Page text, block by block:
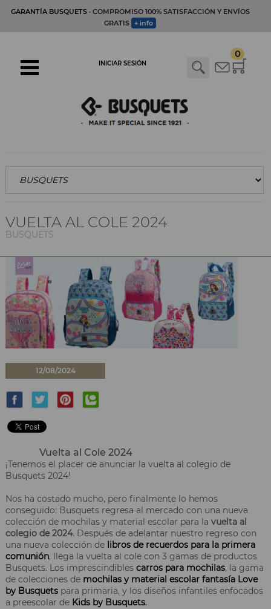
GARANTÍA BUSQUETS· COMPROMISO 100% SATISFACCIÓN Y ENVÍOS
GRATIS + info
0
INICIAR SESIÓN
VUELTA AL COLE 2024
BUSQUETS
12/08/2024
Vuelta al Cole 2024
¡Tenemos el placer de anunciar la vuelta al colegio de
Busquets 2024!
Nos ha costado mucho, pero finalmente lo hemos
conseguido: Busquets regresa al mercado con una nueva
colección de mochilas y material escolar para la vuelta al
colegio de 2024. Después de adelantar nuestro regreso con
una nueva colección de libros de recuerdos para la primera
comunión, llega la vuelta al cole con 3 gamas de productos
Busquets. Los imprescindibles carros para mochilas, la gama
de colecciones de mochilas y material escolar fantasía Love
by Busquets para primaria, y los diseños infantiles enfocados
a preescolar de Kids by Busquets.